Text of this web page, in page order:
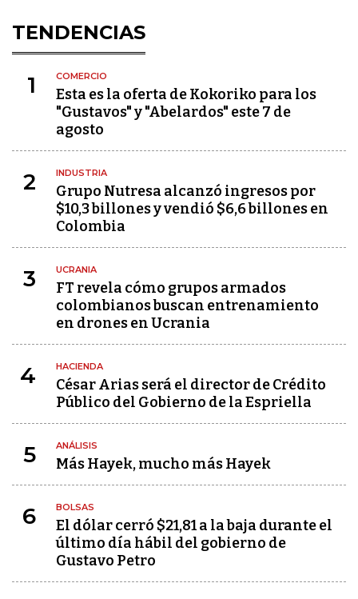
TENDENCIAS
1 COMERCIO
Esta es la oferta de Kokoriko para los
"Gustavos" y "Abelardos" este 7 de
agosto
2 INDUSTRIA
Grupo Nutresa alcanzó ingresos por
$10,3 billones y vendió $6,6 billones en
Colombia
3 UCRANIA
FT revela cómo grupos armados
colombianos buscan entrenamiento
en drones en Ucrania
4 HACIENDA
César Arias será el director de Crédito
Público del Gobierno de la Espriella
5 ANÁLISIS
Más Hayek, mucho más Hayek
6 BOLSAS
El dólar cerró $21,81 a la baja durante el
último día hábil del gobierno de
Gustavo Petro